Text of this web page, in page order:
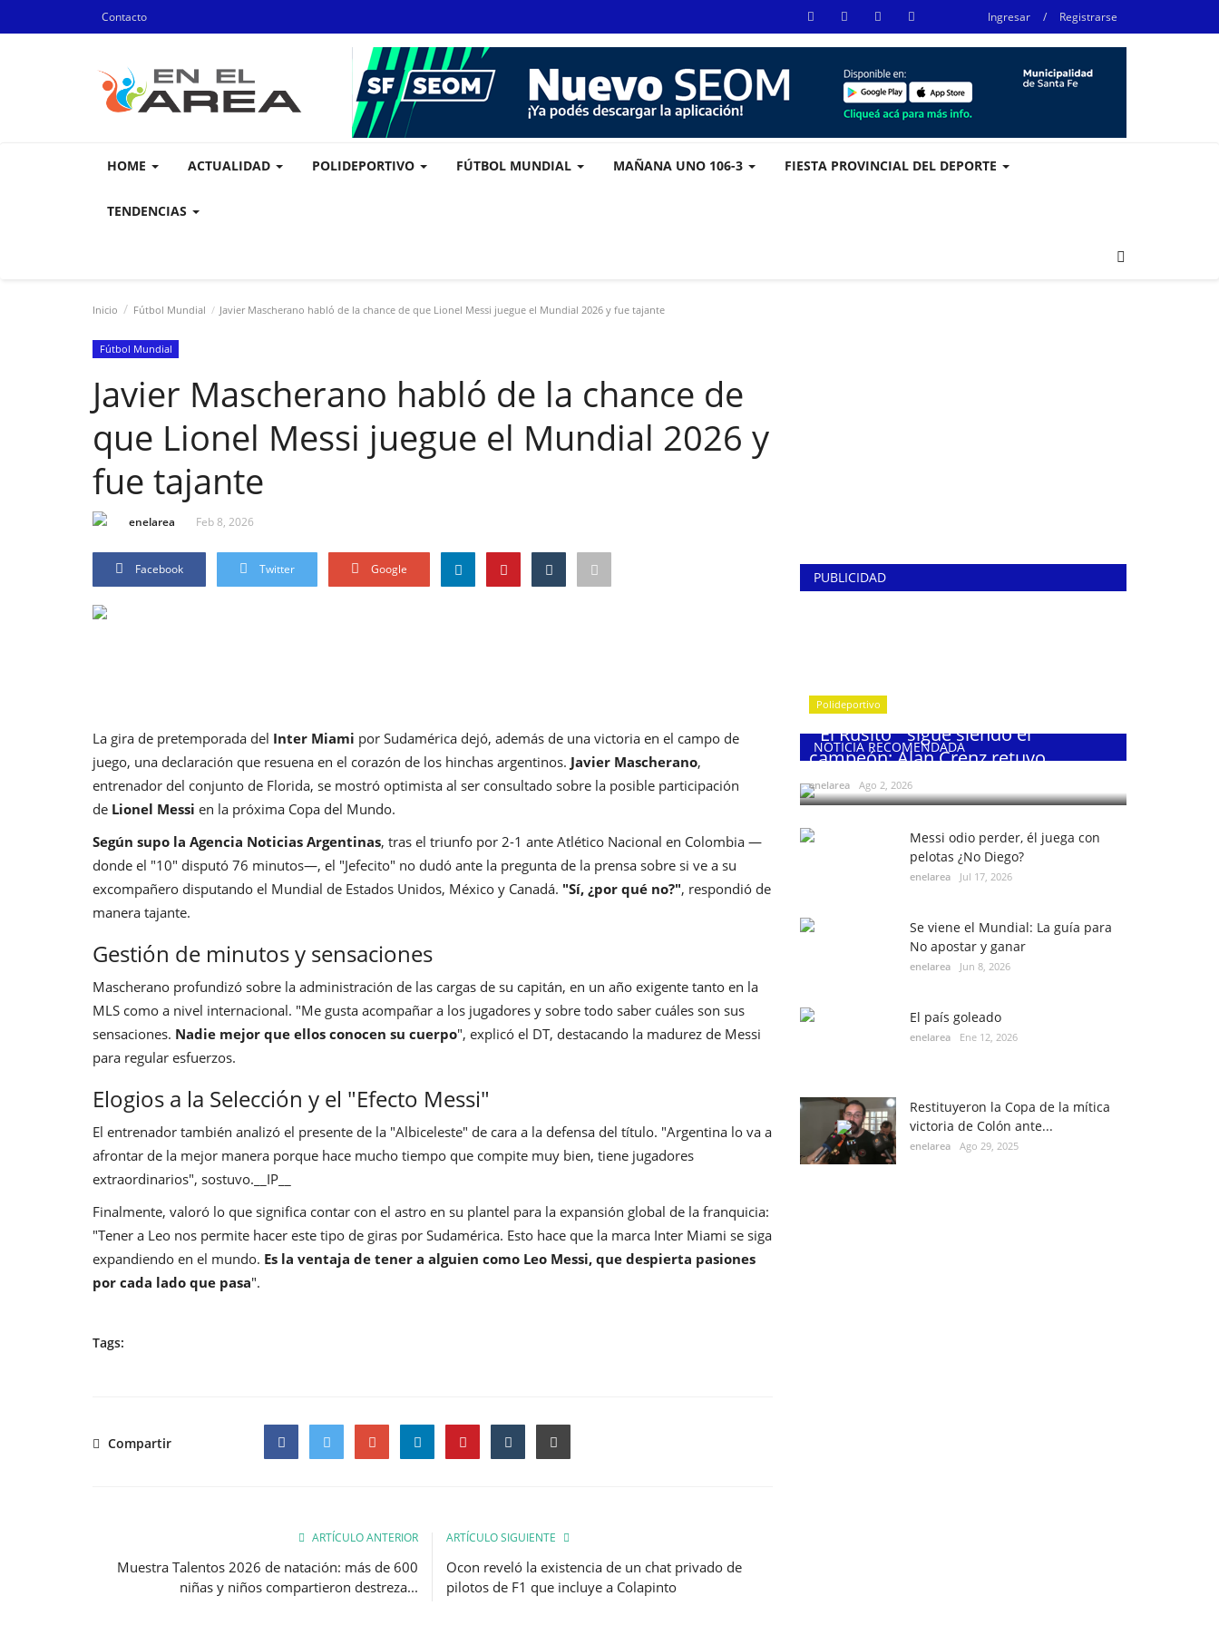
Contacto Ingresar / Registrarse
HOME ACTUALIDAD POLIDEPORTIVO FÚTBOL MUNDIAL MAÑANA UNO 106-3 FIESTA PROVINCIAL DEL DEPORTE
TENDENCIAS
Inicio Fútbol Mundial Javier Mascherano habló de la chance de que Lionel Messi juegue el Mundial 2026 y fue tajante
Fútbol Mundial
Javier Mascherano habló de la chance de
que Lionel Messi juegue el Mundial 2026 y
fue tajante
enelarea Feb 8, 2026
Facebook Twitter Google
La gira de pretemporada del Inter Miami por Sudamérica dejó, además de una victoria en el campo de
juego, una declaración que resuena en el corazón de los hinchas argentinos. Javier Mascherano,
entrenador del conjunto de Florida, se mostró optimista al ser consultado sobre la posible participación
de Lionel Messi en la próxima Copa del Mundo.
Según supo la Agencia Noticias Argentinas, tras el triunfo por 2-1 ante Atlético Nacional en Colombia —
donde el "10" disputó 76 minutos—, el "Jefecito" no dudó ante la pregunta de la prensa sobre si ve a su
excompañero disputando el Mundial de Estados Unidos, México y Canadá. "Sí, ¿por qué no?", respondió de
manera tajante.
Gestión de minutos y sensaciones
Mascherano profundizó sobre la administración de las cargas de su capitán, en un año exigente tanto en la
MLS como a nivel internacional. "Me gusta acompañar a los jugadores y sobre todo saber cuáles son sus
sensaciones. Nadie mejor que ellos conocen su cuerpo", explicó el DT, destacando la madurez de Messi
para regular esfuerzos.
Elogios a la Selección y el "Efecto Messi"
El entrenador también analizó el presente de la "Albiceleste" de cara a la defensa del título. "Argentina lo va a
afrontar de la mejor manera porque hace mucho tiempo que compite muy bien, tiene jugadores
extraordinarios", sostuvo.__IP__
Finalmente, valoró lo que significa contar con el astro en su plantel para la expansión global de la franquicia:
"Tener a Leo nos permite hacer este tipo de giras por Sudamérica. Esto hace que la marca Inter Miami se siga
expandiendo en el mundo. Es la ventaja de tener a alguien como Leo Messi, que despierta pasiones
por cada lado que pasa".
Tags:
Compartir
ARTÍCULO ANTERIOR
Muestra Talentos 2026 de natación: más de 600
niñas y niños compartieron destreza...
ARTÍCULO SIGUIENTE
Ocon reveló la existencia de un chat privado de
pilotos de F1 que incluye a Colapinto
PUBLICIDAD
NOTICIA RECOMENDADA
Polideportivo
¨El Rusito¨ sigue siendo el
campeón: Alan Crenz retuvo...
enelarea Ago 2, 2026
Messi odio perder, él juega con
pelotas ¿No Diego?
enelarea Jul 17, 2026
Se viene el Mundial: La guía para
No apostar y ganar
enelarea Jun 8, 2026
El país goleado
enelarea Ene 12, 2026
Restituyeron la Copa de la mítica
victoria de Colón ante...
enelarea Ago 29, 2025